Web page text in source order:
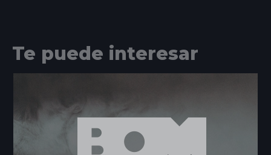
Te puede interesar